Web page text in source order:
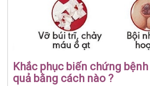
Khắc phục biến chứng
quả bằng cách nào ?